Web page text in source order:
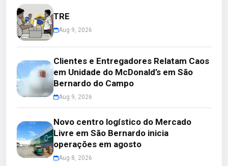
TRE
Aug 9, 2026
Clientes e Entregadores Relatam Caos
em Unidade do McDonald’s em São
Bernardo do Campo
Aug 9, 2026
Novo centro logístico do Mercado
Livre em São Bernardo inicia
operações em agosto
Aug 8, 2026